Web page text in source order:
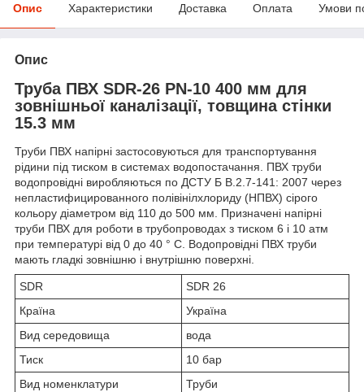
Опис Характеристики Доставка Оплата Умови
Опис
Труба ПВХ SDR-26 PN-10 400 мм для
зовнішньої каналізації, товщина стінки
15.3 мм
Труби ПВХ напірні застосовуються для транспортування
рідини під тиском в системах водопостачання. ПВХ труби
водопровідні виробляються по ДСТУ Б В.2.7-141: 2007 через
непластифицированного полівінілхлориду (НПВХ) сірого
кольору діаметром від 110 до 500 мм. Призначені напірні
труби ПВХ для роботи в трубопроводах з тиском 6 і 10 атм
при температурі від 0 до 40 ° С. Водопровідні ПВХ труби
мають гладкі зовнішню і внутрішню поверхні.
SDR
SDR 26
Країна
Україна
Вид середовища
вода
Тиск
10 бар
Вид номенклатури
Труби